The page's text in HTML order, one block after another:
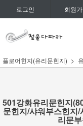
로그인 회원
플로어힌지(유리문힌지)
501강화유리문힌지
문힌지/샤워부스힌지
리문